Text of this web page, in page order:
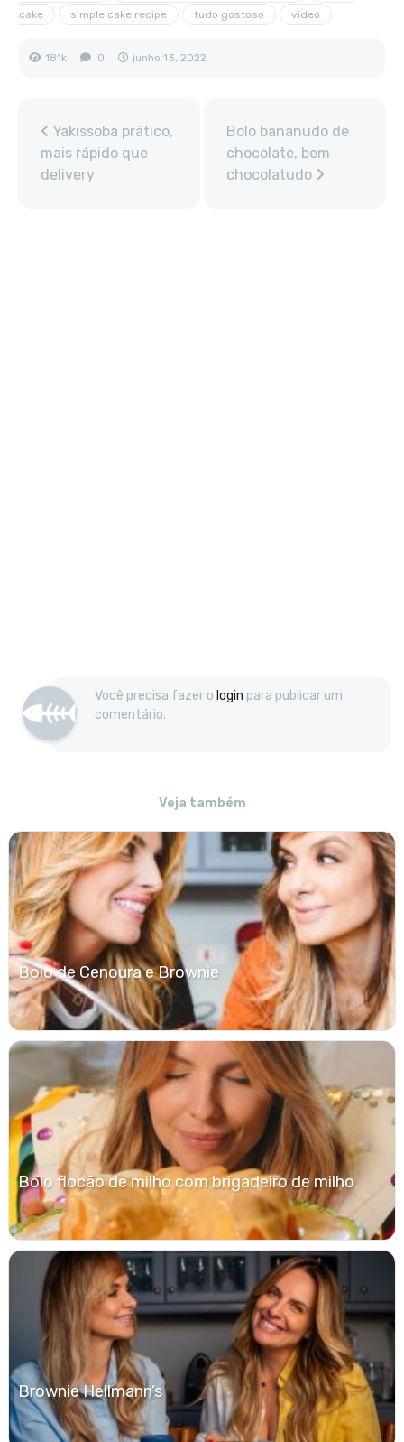
cake
simple cake recipe tudo gostoso video
181k 0 junho 13, 2022
Yakissoba prático,
mais rápido que
delivery
Bolo bananudo de
chocolate, bem
chocolatudo
Você precisa fazer o login para publicar um
comentário.
Veja também
Bolo de Cenoura e Brownie
Bolo flocão de milho com brigadeiro de milho
Brownie Hellmann’s